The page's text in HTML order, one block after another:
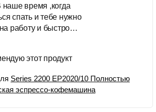
время ,когда
спать и тебе нужно
работу и быстро
энергии.В
сил и избавляет от
нужно
полностью
этот продукт
Series 2200 EP2020/10 Полностью
эспрессо-кофемашина